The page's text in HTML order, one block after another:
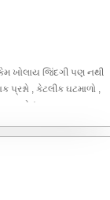
જિંદગી પણ નથી
, કેટલીક ઘટમાળો ,
બસ એવું જ કઇક આ